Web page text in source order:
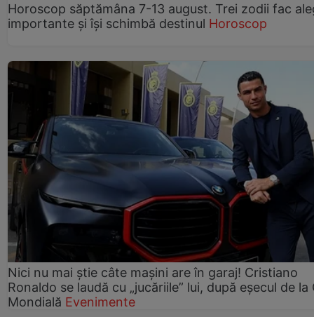
Horoscop săptămâna 7-13 august. Trei zodii fac
importante și își schimbă destinul Horoscop
Nici nu mai știe câte mașini are în garaj! Cristiano
Ronaldo se laudă cu „jucăriile” lui, după eșecul de la
Mondială Evenimente